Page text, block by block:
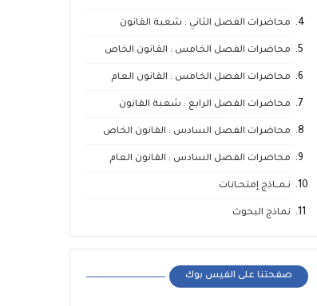
محاضرات الفصل الثاني : شعبة القانون
محاضرات الفصل الخامس : القانون الخاص
محاضرات الفصل الخامس : القانون العام
محاضرات الفصل الرابع : شعبة القانون
محاضرات الفصل السادس : القانون الخاص
محاضرات الفصل السادس : القانون العام
نـمــاذج إمتحـانات
نماذج البحوث
صفحتنا على الفيس بوك